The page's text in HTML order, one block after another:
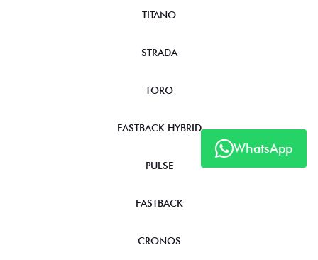
WhatsApp
TITANO
STRADA
TORO
FASTBACK HYBRID
PULSE
FASTBACK
CRONOS